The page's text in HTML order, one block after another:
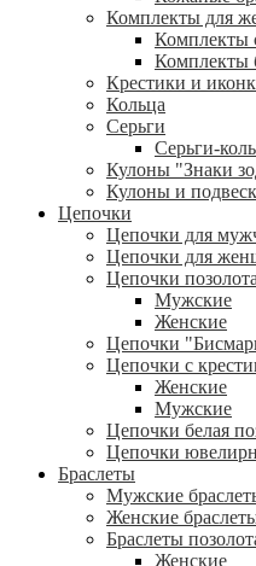
Комплекты для
Комплекты
Комплекты
Крестики и
Кольца
Серьги
Серьги-
Кулоны "Знаки
Кулоны и
Цепочки
Цепочки для
Цепочки для
Цепочки
Мужские
Женские
Цепочки
Цепочки с
Женские
Мужские
Цепочки белая
Цепочки
Браслеты
Мужские
Женские
Браслеты
Женские